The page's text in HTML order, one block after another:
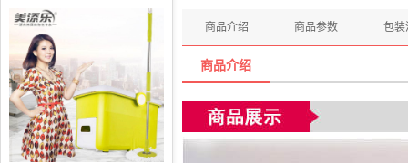
商品介绍 商品参数 包装
商品介绍